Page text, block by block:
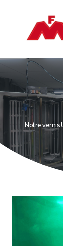
Notre vernis